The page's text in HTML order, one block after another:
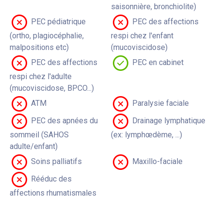
saisonnière, bronchiolite)
PEC pédiatrique
(ortho, plagiocéphalie,
malpositions etc)
PEC des affections
respi chez l'enfant
(mucoviscidose)
PEC des affections
respi chez l'adulte
(mucoviscidose, BPCO...)
PEC en cabinet
ATM
Paralysie faciale
PEC des apnées du
sommeil (SAHOS
adulte/enfant)
Drainage lymphatique
(ex: lymphœdème, ...)
Soins palliatifs
Maxillo-faciale
Rééduc des
affections rhumatismales